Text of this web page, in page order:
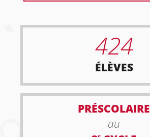
424
ÉLÈVES
PRÉSCOLAIRE
au